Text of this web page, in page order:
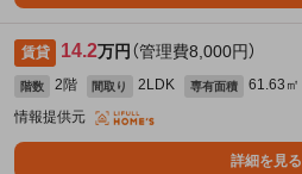
賃貸 14.2万円 （管理費8,000円）
階数 2階 間取り 2LDK 専有面積 61.63㎡
情報提供元
詳細を見る